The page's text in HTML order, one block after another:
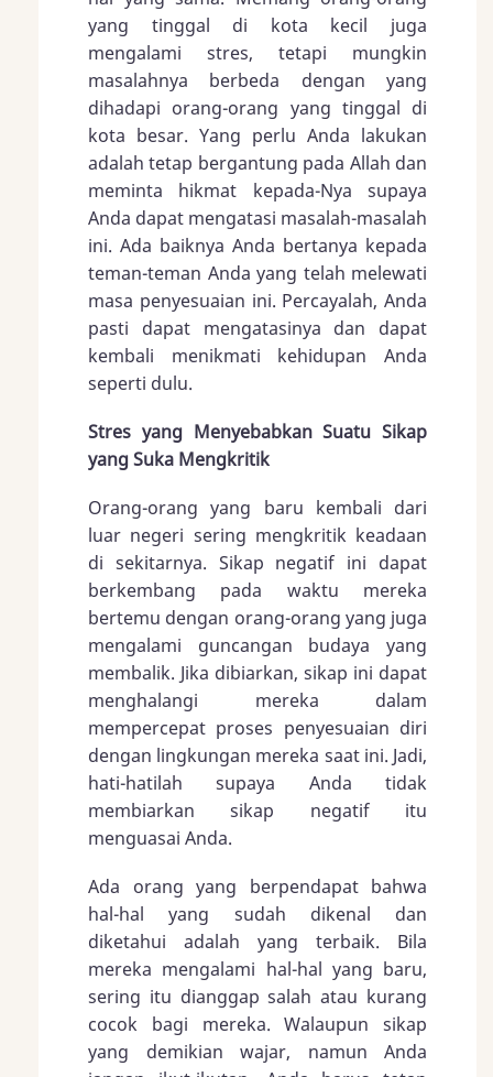
yang tinggal di kota kecil juga
mengalami stres, tetapi mungkin
masalahnya berbeda dengan yang
dihadapi orang-orang yang tinggal di
kota besar. Yang perlu Anda lakukan
adalah tetap bergantung pada Allah dan
meminta hikmat kepada-Nya supaya
Anda dapat mengatasi masalah-masalah
ini. Ada baiknya Anda bertanya kepada
teman-teman Anda yang telah melewati
masa penyesuaian ini. Percayalah, Anda
pasti dapat mengatasinya dan dapat
kembali menikmati kehidupan Anda
seperti dulu.
Stres yang Menyebabkan Suatu Sikap
yang Suka Mengkritik
Orang-orang yang baru kembali dari
luar negeri sering mengkritik keadaan
di sekitarnya. Sikap negatif ini dapat
berkembang pada waktu mereka
bertemu dengan orang-orang yang juga
mengalami guncangan budaya yang
membalik. Jika dibiarkan, sikap ini dapat
menghalangi mereka dalam
mempercepat proses penyesuaian diri
dengan lingkungan mereka saat ini. Jadi,
hati-hatilah supaya Anda tidak
membiarkan sikap negatif itu
menguasai Anda.
Ada orang yang berpendapat bahwa
hal-hal yang sudah dikenal dan
diketahui adalah yang terbaik. Bila
mereka mengalami hal-hal yang baru,
sering itu dianggap salah atau kurang
cocok bagi mereka. Walaupun sikap
yang demikian wajar, namun Anda